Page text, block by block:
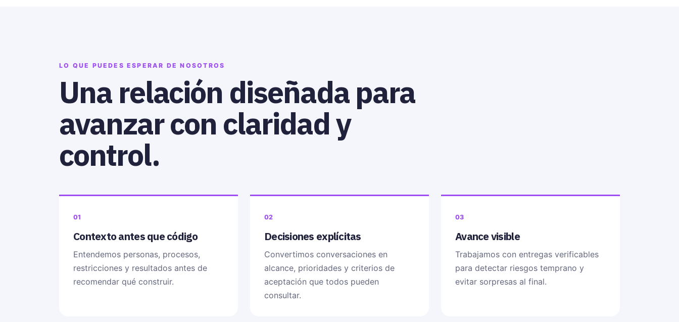
LO QUE PUEDES ESPERAR DE NOSOTROS
Una relación diseñada para
avanzar con claridad y
control.
01
Contexto antes que código
Entendemos personas, procesos,
restricciones y resultados antes de
recomendar qué construir.
02
Decisiones explícitas
Convertimos conversaciones en
alcance, prioridades y criterios de
aceptación que todos pueden
consultar.
03
Avance visible
Trabajamos con entregas verificables
para detectar riesgos temprano y
evitar sorpresas al final.